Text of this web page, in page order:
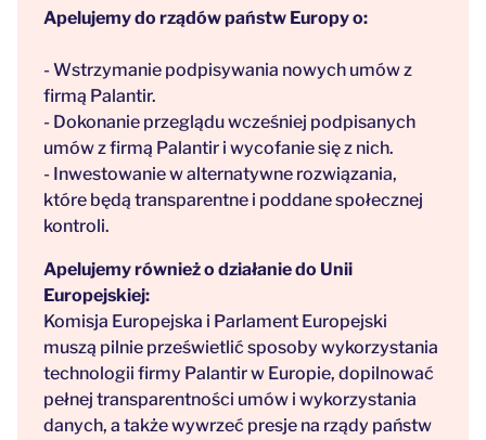
Apelujemy do rządów państw Europy o:
- Wstrzymanie podpisywania nowych umów z
firmą Palantir.
- Dokonanie przeglądu wcześniej podpisanych
umów z firmą Palantir i wycofanie się z nich.
- Inwestowanie w alternatywne rozwiązania,
które będą transparentne i poddane społecznej
kontroli.
Apelujemy również o działanie do Unii
Europejskiej:
Komisja Europejska i Parlament Europejski
muszą pilnie prześwietlić sposoby wykorzystania
technologii firmy Palantir w Europie, dopilnować
pełnej transparentności umów i wykorzystania
danych, a także wywrzeć presje na rządy państw